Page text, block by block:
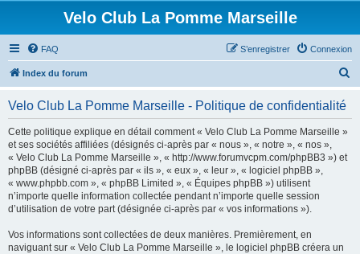
Velo Club La Pomme Marseille
FAQ Connexion
S’enregistrer
Index du forum
Velo Club La Pomme Marseille - Politique de confidentialité
Cette politique explique en détail comment « Velo Club La Pomme Marseille »
et ses sociétés affiliées (désignés ci-après par « nous », « notre », « nos »,
« Velo Club La Pomme Marseille », « http://www.forumvcpm.com/phpBB3 ») et
phpBB (désigné ci-après par « ils », « eux », « leur », « logiciel phpBB »,
« www.phpbb.com », « phpBB Limited », « Équipes phpBB ») utilisent
n’importe quelle information collectée pendant n’importe quelle session
d’utilisation de votre part (désignée ci-après par « vos informations »).
Vos informations sont collectées de deux manières. Premièrement, en
naviguant sur « Velo Club La Pomme Marseille », le logiciel phpBB créera un